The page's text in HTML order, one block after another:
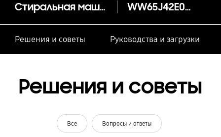
Стиральная машина WW4000J с EcoBubble, 6.5 кг WW65J42E0HW
Решения и советы Руководства и загрузки
Решения и советы
Все Вопросы и ответы